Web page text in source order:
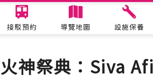
接駁預約 導覽地圖 設施保養
火神祭典：Siva